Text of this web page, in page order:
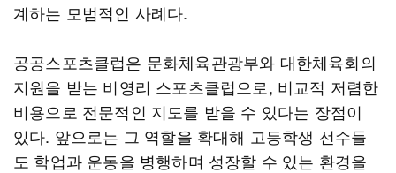
계하는 모범적인 사례다.
공공스포츠클럽은 문화체육관광부와 대한체육회의
지원을 받는 비영리 스포츠클럽으로, 비교적 저렴한
비용으로 전문적인 지도를 받을 수 있다는 장점이
있다. 앞으로는 그 역할을 확대해 고등학생 선수들
도 학업과 운동을 병행하며 성장할 수 있는 환경을